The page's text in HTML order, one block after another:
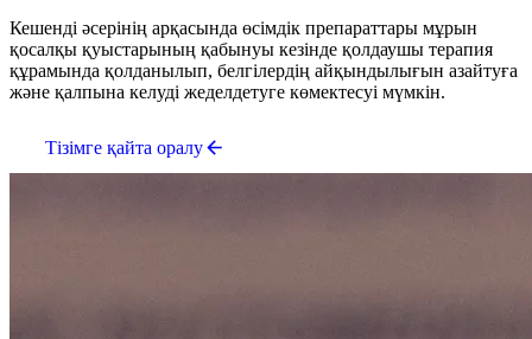
Кешенді әсерінің арқасында өсімдік препараттары мұрын
қосалқы қуыстарының қабынуы кезінде қолдаушы терапия
құрамында қолданылып, белгілердің айқындылығын азайтуға
және қалпына келуді жеделдетуге көмектесуі мүмкін.
Тізімге қайта оралу